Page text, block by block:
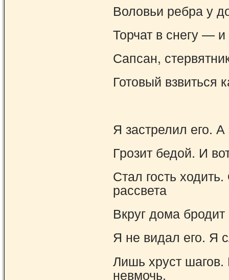
Воловьи ребра у
Торчат в снегу —
Сапсан,
Готовый взвиться
Я застрелил его. А
Грозит бедой. И
Стал гость
рассвета
Вкруг дома
Я не видал его. Я
Лишь хруст шагов.
невмочь.